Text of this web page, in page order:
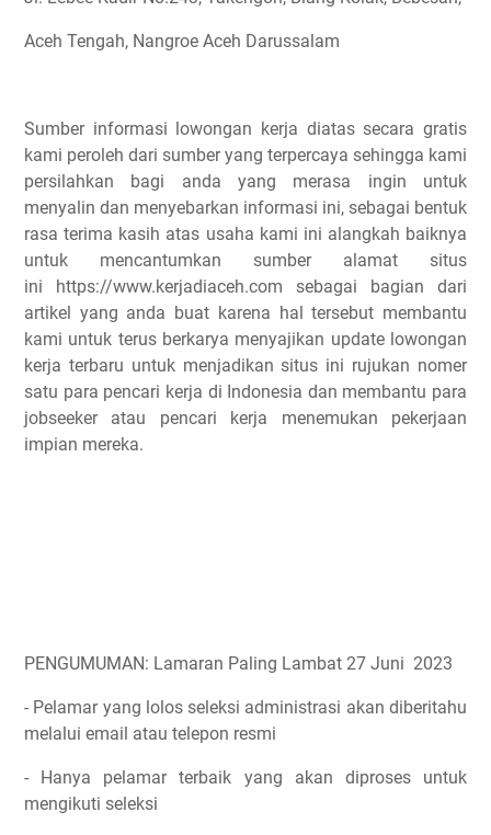
Aceh Tengah, Nangroe Aceh Darussalam
Sumber informasi lowongan kerja diatas secara gratis
kami peroleh dari sumber yang terpercaya sehingga kami
persilahkan bagi anda yang merasa ingin untuk
menyalin dan menyebarkan informasi ini, sebagai bentuk
rasa terima kasih atas usaha kami ini alangkah baiknya
untuk mencantumkan sumber alamat situs
ini https://www.kerjadiaceh.com sebagai bagian dari
artikel yang anda buat karena hal tersebut membantu
kami untuk terus berkarya menyajikan update lowongan
kerja terbaru untuk menjadikan situs ini rujukan nomer
satu para pencari kerja di Indonesia dan membantu para
jobseeker atau pencari kerja menemukan pekerjaan
impian mereka.
PENGUMUMAN: Lamaran Paling Lambat 27 Juni 2023
- Pelamar yang lolos seleksi administrasi akan diberitahu
melalui email atau telepon resmi
- Hanya pelamar terbaik yang akan diproses untuk
mengikuti seleksi